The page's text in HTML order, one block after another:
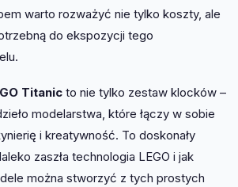
warto rozważyć nie tylko koszty, ale
do ekspozycji tego
Titanic to nie tylko zestaw klocków –
modelarstwa, które łączy w sobie
i kreatywność. To doskonały
zaszła technologia LEGO i jak
można stworzyć z tych prostych